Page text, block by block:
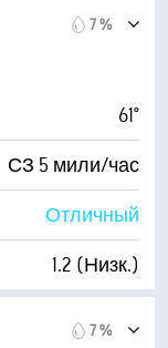
3700 фт
7 %
61°
СЗ 5 мили/час
Отличный
1.2 (Низк.)
7 %